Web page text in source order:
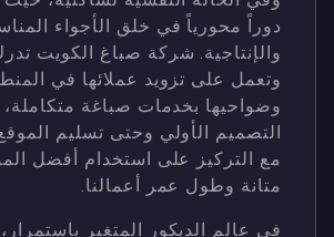
دوراً محورياً في خلق الأجواء
والإنتاجية. شركة صباغ الكويت
وتعمل على تزويد عملائها في
وضواحيها بخدمات صباغة متكاملة،
التصميم الأولي وحتى تسليم الموقع
مع التركيز على استخدام أفضل
متانة وطول عمر أعمالنا.
في عالم الديكور المتغير